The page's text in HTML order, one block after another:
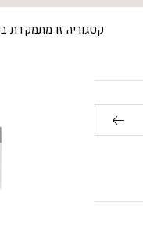
קטגוריה זו מתמקדת